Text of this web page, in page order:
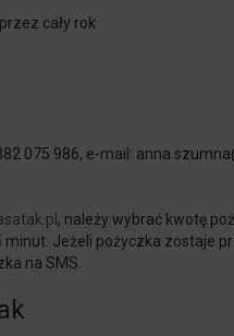
cały rok
075 986, e-mail: anna
.pl , należy wybrać kwotę
Jeżeli pożyczka zostaje
na SMS.